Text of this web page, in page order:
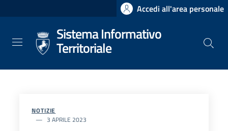
al
principale
Accedi all'area personale
Sistema Informativo
Territoriale
NOTIZIE
3 APRILE 2023